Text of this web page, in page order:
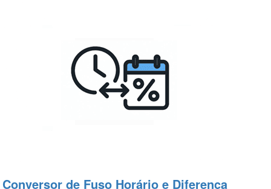
Conversor de Fuso Horário e Diferença